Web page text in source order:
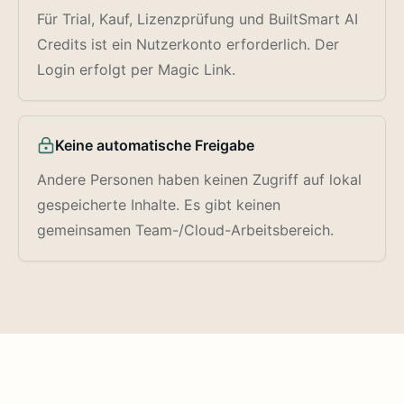
Für Trial, Kauf, Lizenzprüfung und BuiltSmart AI
Credits ist ein Nutzerkonto erforderlich. Der
Login erfolgt per Magic Link.
Keine automatische Freigabe
Andere Personen haben keinen Zugriff auf lokal
gespeicherte Inhalte. Es gibt keinen
gemeinsamen Team-/Cloud-Arbeitsbereich.